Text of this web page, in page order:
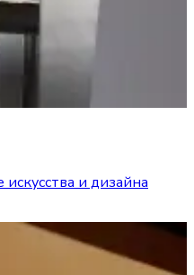
и дизайна